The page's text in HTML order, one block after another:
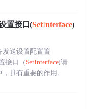
置接口(SetInterface)
发送设置配置置
接口（SetInterface)请
具有重要的作用。